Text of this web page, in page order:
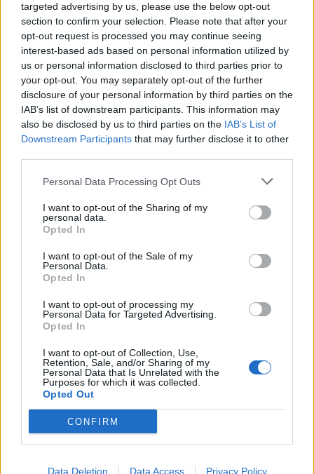
targeted advertising by us, please use the below opt-out
section to confirm your selection. Please note that after your
opt-out request is processed you may continue seeing
interest-based ads based on personal information utilized by
us or personal information disclosed to third parties prior to
your opt-out. You may separately opt-out of the further
disclosure of your personal information by third parties on the
IAB’s list of downstream participants. This information may
also be disclosed by us to third parties on the IAB’s List of
Downstream Participants that may further disclose it to other
Personal Data Processing Opt Outs
I want to opt-out of the Sharing of my
personal data.
Opted In
I want to opt-out of the Sale of my
Personal Data.
Opted In
I want to opt-out of processing my
Personal Data for Targeted Advertising.
Opted In
I want to opt-out of Collection, Use,
Retention, Sale, and/or Sharing of my
Personal Data that Is Unrelated with the
Purposes for which it was collected.
Opted Out
CONFIRM
Data Deletion Data Access Privacy Policy
Γιουβέτσι στον φούρνο: Η παραδοσιακή συνταγή
που θα λατρέψετε
Νηστεία Δεκαπενταύγουστου: Δύο συνταγές για
λαχταριστά νηστίσιμα γλυκά
07/08/2026 - 12:33